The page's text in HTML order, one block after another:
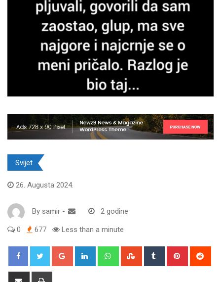
Svijet
26. Augusta 2024.
By samir - 2 godine
0 677 Less than a minute
Google+ LinkedIn WhatsappStumbleUpon
Tumblr Pinterest
Share